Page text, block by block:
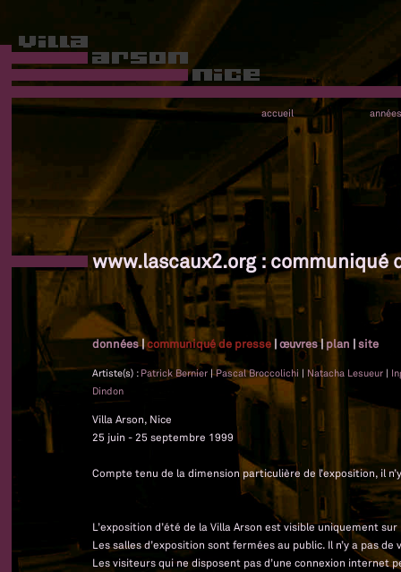
accueil années
www.lascaux2.org : communiqué
données|communiqué de presse |œuvres| plan |site
Artiste(s) : Patrick Bernier |Pascal Broccolichi | Natacha Lesueur |
Dindon
Villa Arson, Nice
25 juin - 25 septembre 1999
Compte tenu de la dimension particulière de l’exposition, il
L’exposition d’été de la Villa Arson est visible uniquement
Les salles d’exposition sont fermées au public. Il n’y a pas de
Les visiteurs qui ne disposent pas d’une connexion